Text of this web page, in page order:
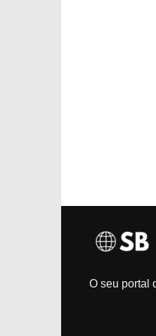
O seu portal